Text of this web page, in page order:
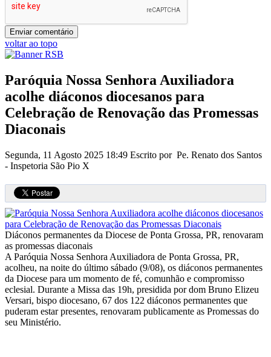
voltar ao topo
Paróquia Nossa Senhora Auxiliadora
acolhe diáconos diocesanos para
Celebração de Renovação das Promessas
Diaconais
Segunda, 11 Agosto 2025 18:49 Escrito por Pe. Renato dos Santos
- Inspetoria São Pio X
Diáconos permanentes da Diocese de Ponta Grossa, PR, renovaram
as promessas diaconais
A Paróquia Nossa Senhora Auxiliadora de Ponta Grossa, PR,
acolheu, na noite do último sábado (9/08), os diáconos permanentes
da Diocese para um momento de fé, comunhão e compromisso
eclesial. Durante a Missa das 19h, presidida por dom Bruno Elizeu
Versari, bispo diocesano, 67 dos 122 diáconos permanentes que
puderam estar presentes, renovaram publicamente as Promessas do
seu Ministério.